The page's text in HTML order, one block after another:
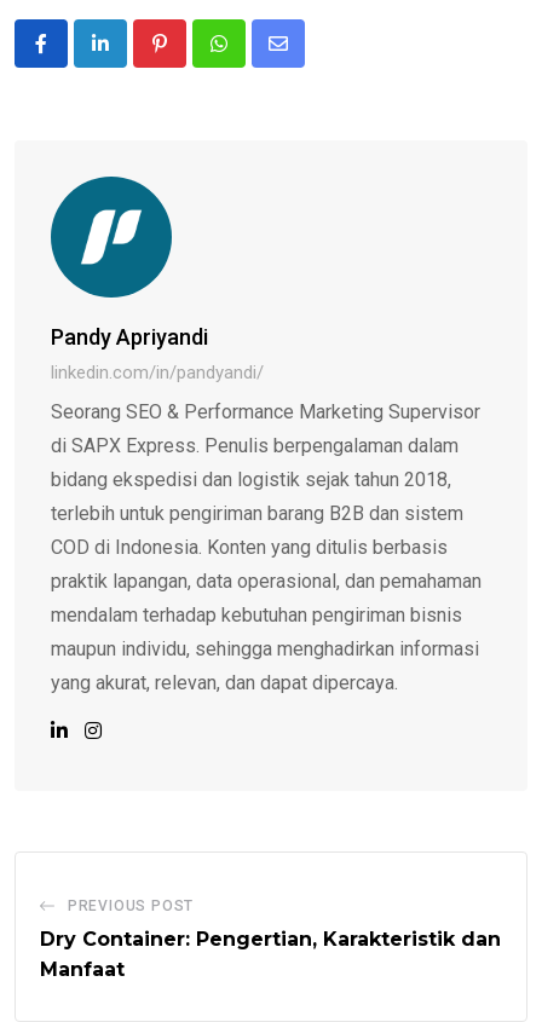
PinterestWhatsappShare
Pandy Apriyandi
linkedin.com/in/pandyandi/
Seorang SEO & Performance Marketing Supervisor
di SAPX Express. Penulis berpengalaman dalam
bidang ekspedisi dan logistik sejak tahun 2018,
terlebih untuk pengiriman barang B2B dan sistem
COD di Indonesia. Konten yang ditulis berbasis
praktik lapangan, data operasional, dan pemahaman
mendalam terhadap kebutuhan pengiriman bisnis
maupun individu, sehingga menghadirkan informasi
yang akurat, relevan, dan dapat dipercaya.
PREVIOUS POST
Dry Container: Pengertian, Karakteristik dan
Manfaat